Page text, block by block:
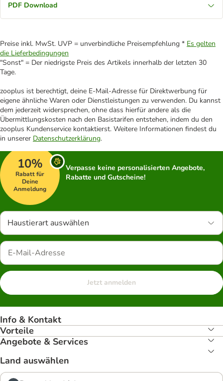
PDF Download
Preise inkl. MwSt. UVP = unverbindliche Preisempfehlung * Es gelten
die Lieferbedingungen
"Sonst" = Der niedrigste Preis des Artikels innerhalb der letzten 30
Tage.
zooplus ist berechtigt, deine E-Mail-Adresse für Direktwerbung für
eigene ähnliche Waren oder Dienstleistungen zu verwenden. Du kannst
dem jederzeit widersprechen, ohne dass hierfür andere als die
Übermittlungskosten nach den Basistarifen entstehen, indem du den
zooplus Kundenservice kontaktierst. Weitere Informationen findest du
in unserer Datenschutzerklärung.
10%
Rabatt für
Deine
Anmeldung
Verpasse keine personalisierten Angebote,
Rabatte und Gutscheine!
Haustierart auswählen
Jetzt anmelden
Info & Kontakt
Vorteile
Angebote & Services
Land auswählen